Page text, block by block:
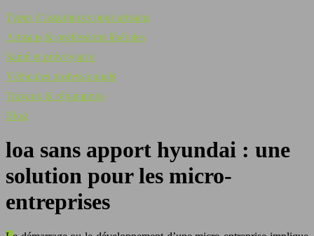
Types d’assurances pour artisans
Artisans & professions libérales
Santé et prévoyance
Véhicules professionnels
Travaux & réparations
Blog
loa sans apport hyundai : une
solution pour les micro-
entreprises